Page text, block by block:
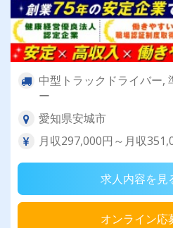
中型トラックドライバー,
ー
愛知県安城市
月収297,000円～月収
求人内容を見
オンライン応